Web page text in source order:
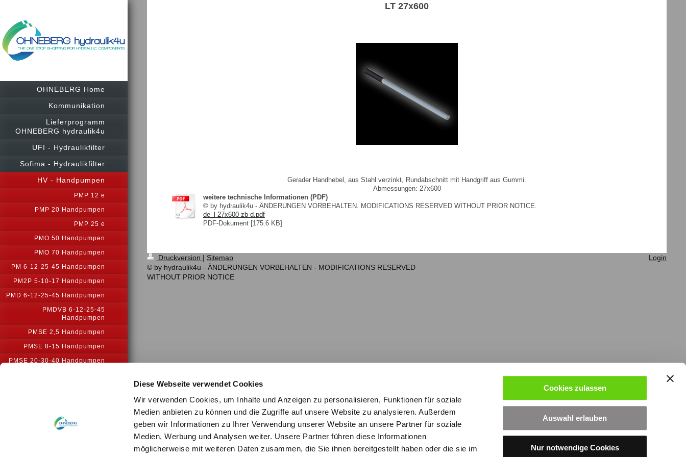
Diese Webseite verwendet Cookies
Wir verwenden Cookies, um Inhalte und Anzeigen zu personalisieren, Funktionen für soziale
Medien anbieten zu können und die Zugriffe auf unsere Website zu analysieren. Außerdem
geben wir Informationen zu Ihrer Verwendung unserer Website an unsere Partner für soziale
Medien, Werbung und Analysen weiter. Unsere Partner führen diese Informationen
möglicherweise mit weiteren Daten zusammen, die Sie ihnen bereitgestellt haben oder die sie im
Cookies zulassen
Auswahl erlauben
Nur notwendige Cookies
OHNEBERG Home
Kommunikation
Lieferprogramm
OHNEBERG hydraulik4u
UFI - Hydraulikfilter
Sofima - Hydraulikfilter
HV - Handpumpen
PMP 12 e
PMP 20 Handpumpen
PMP 25 e
PMO 50 Handpumpen
PMO 70 Handpumpen
PM 6-12-25-45 Handpumpen
PM2P 5-10-17 Handpumpen
PMD 6-12-25-45 Handpumpen
PMDVB 6-12-25-45
Handpumpen
PMSE 2,5 Handpumpen
PMSE 8-15 Handpumpen
PMSE 20-30-40 Handpumpen
PMSEC 5 Handpumpe
PMSEC 7,5 Handpumpe
LT 27x600
Gerader Handhebel, aus Stahl verzinkt, Rundabschnitt mit Handgriff aus Gummi.
Abmessungen: 27x600
weitere technische Informationen (PDF)
© by hydraulik4u - ÄNDERUNGEN VORBEHALTEN. MODIFICATIONS RESERVED WITHOUT PRIOR NOTICE.
de_l-27x600-zb-d.pdf
PDF-Dokument [175.6 KB]
Druckversion | Sitemap
© by hydraulik4u - ÄNDERUNGEN VORBEHALTEN - MODIFICATIONS RESERVED
WITHOUT PRIOR NOTICE
Login